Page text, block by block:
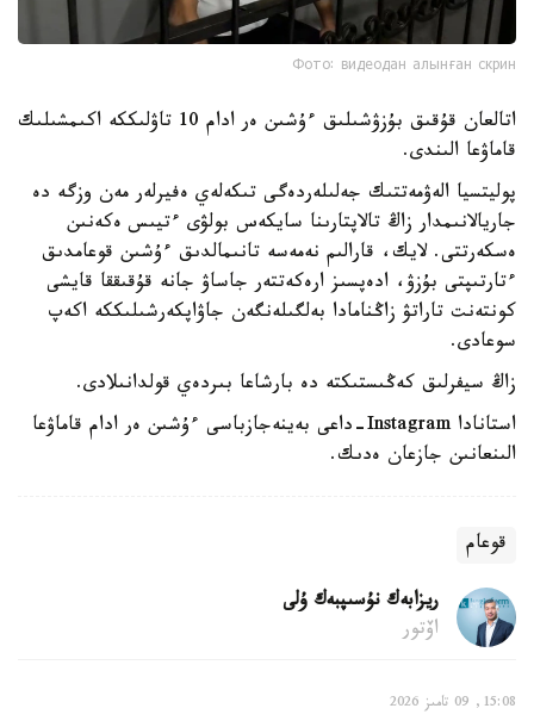
Фото: видеодан алынған скрин
اتالعان قۇقىق بۇزۋشىلىق ءۇشىن ەر ادام 10 تاۋلىككە اكىمشىلىك
قاماۋعا الىندى.
پوليتسيا الەۋمەتتىك جەلىلەردەگى تىكەلەي ەفيرلەر مەن وزگە دە
جاريالانىمدار زاڭ تالاپتارىنا سايكەس بولۋى ءتيىس ەكەنىن
ەسكەرتتى. لايك، قارالىم نەمەسە تانىمالدىق ءۇشىن قوعامدىق
ءتارتىپتى بۇزۋ، ادەپسىز ارەكەتتەر جاساۋ جانە قۇقىققا قايشى
كونتەنت تاراتۋ زاڭنامادا بەلگىلەنگەن جاۋاپكەرشىلىككە اكەپ
سوعادى.
زاڭ سيفرلىق كەڭىستىكتە دە بارشاعا بىردەي قولدانىلادى.
استانادا Instagram-داعى بەينەجازباسى ءۇشىن ەر ادام قاماۋعا
الىنعانىن جازعان ەدىك.
قوعام
ريزابەك نۇسىپبەك ۇلى
اۆتور
15:08, 09 تامىز 2026